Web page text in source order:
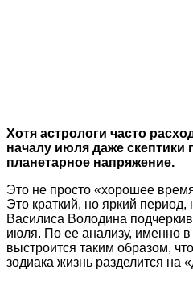
Хотя астрологи часто
началу июля даже
планетарное напряжение.
Это не просто «хорошее
Это краткий, но яркий
Василиса Володина
июля. По ее анализу, именно в
выстроится таким образом,
зодиака жизнь разделится на